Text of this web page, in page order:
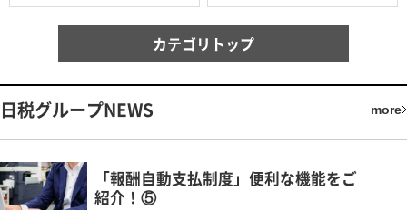
カテゴリトップ
日税グループNEWS more
「報酬自動支払制度」便利な機能をご
紹介！⑤